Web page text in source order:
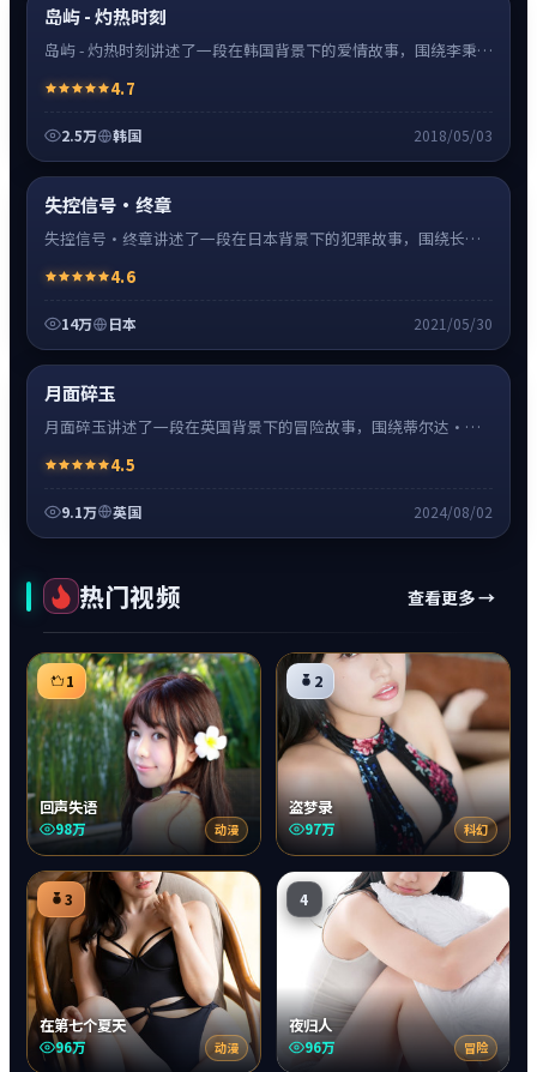
超清4K
岛屿 - 灼热时刻
岛屿 - 灼热时刻讲述了一段在韩国背景下的爱情故事，围绕李秉宪
凑、情绪克制。
4.7
2.5万 韩国 2018/05/03
超清4K
失控信号·终章
失控信号·终章讲述了一段在日本背景下的犯罪故事，围绕长泽
紧凑、情绪克制。
4.6
14万 日本 2021/05/30
超清4K
月面碎玉
月面碎玉讲述了一段在英国背景下的冒险故事，围绕蒂尔达·斯
紧凑、情绪克制。
4.5
9.1万 英国 2024/08/02
热门视频 查看更多 →
1
回声失语
98万 动漫
2
盗梦录
97万 科幻
3
在第七个夏天
96万 动漫
4
夜归人
96万 冒险